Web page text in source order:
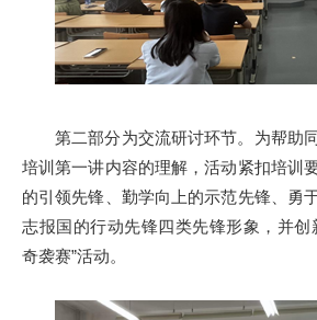
第二部分为交流研讨环节。为帮助
培训第一讲内容的理解，活动紧扣培训
的引领先锋、勤学向上的示范先锋、勇
志报国的行动先锋四类先锋形象，并创
奇袭赛”活动。